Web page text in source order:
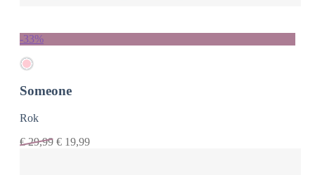
-33%
Someone
Rok
€29,99 € 19,99